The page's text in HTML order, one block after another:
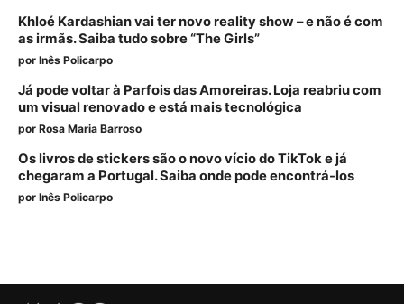
Khloé Kardashian vai ter novo reality show – e não é com
as irmãs. Saiba tudo sobre “The Girls”
por Inês Policarpo
Já pode voltar à Parfois das Amoreiras. Loja reabriu com
um visual renovado e está mais tecnológica
por Rosa Maria Barroso
Os livros de stickers são o novo vício do TikTok e já
chegaram a Portugal. Saiba onde pode encontrá-los
por Inês Policarpo